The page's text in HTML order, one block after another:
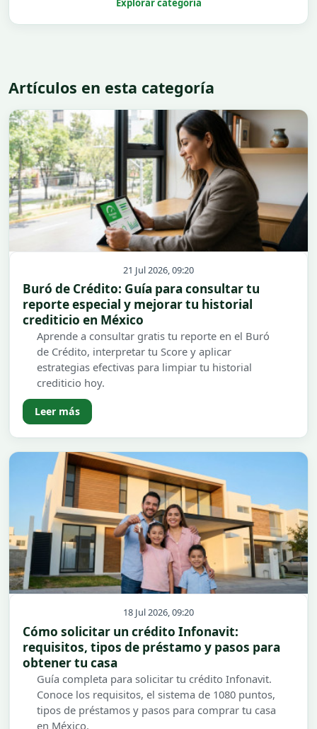
Explorar categoría
Artículos en esta categoría
21 Jul 2026, 09:20
Buró de Crédito: Guía para consultar tu
reporte especial y mejorar tu historial
crediticio en México
Aprende a consultar gratis tu reporte en el Buró
de Crédito, interpretar tu Score y aplicar
estrategias efectivas para limpiar tu historial
crediticio hoy.
Leer más
18 Jul 2026, 09:20
Cómo solicitar un crédito Infonavit:
requisitos, tipos de préstamo y pasos para
obtener tu casa
Guía completa para solicitar tu crédito Infonavit.
Conoce los requisitos, el sistema de 1080 puntos,
tipos de préstamos y pasos para comprar tu casa
en México.